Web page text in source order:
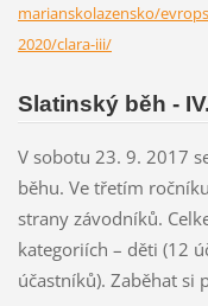
marianskolazensko/
2020/clara-iii/
Slatinský běh -
V sobotu 23. 9. 2017
běhu. Ve třetím
strany závodníků.
kategoriích – děti (12
účastníků). Zaběhat si